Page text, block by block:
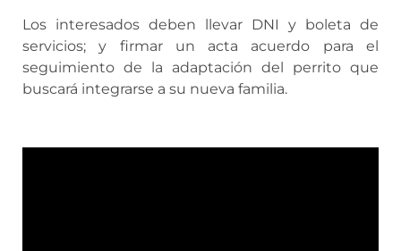
Los interesados deben llevar DNI y boleta de
servicios; y firmar un acta acuerdo para el
seguimiento de la adaptación del perrito que
buscará integrarse a su nueva familia.